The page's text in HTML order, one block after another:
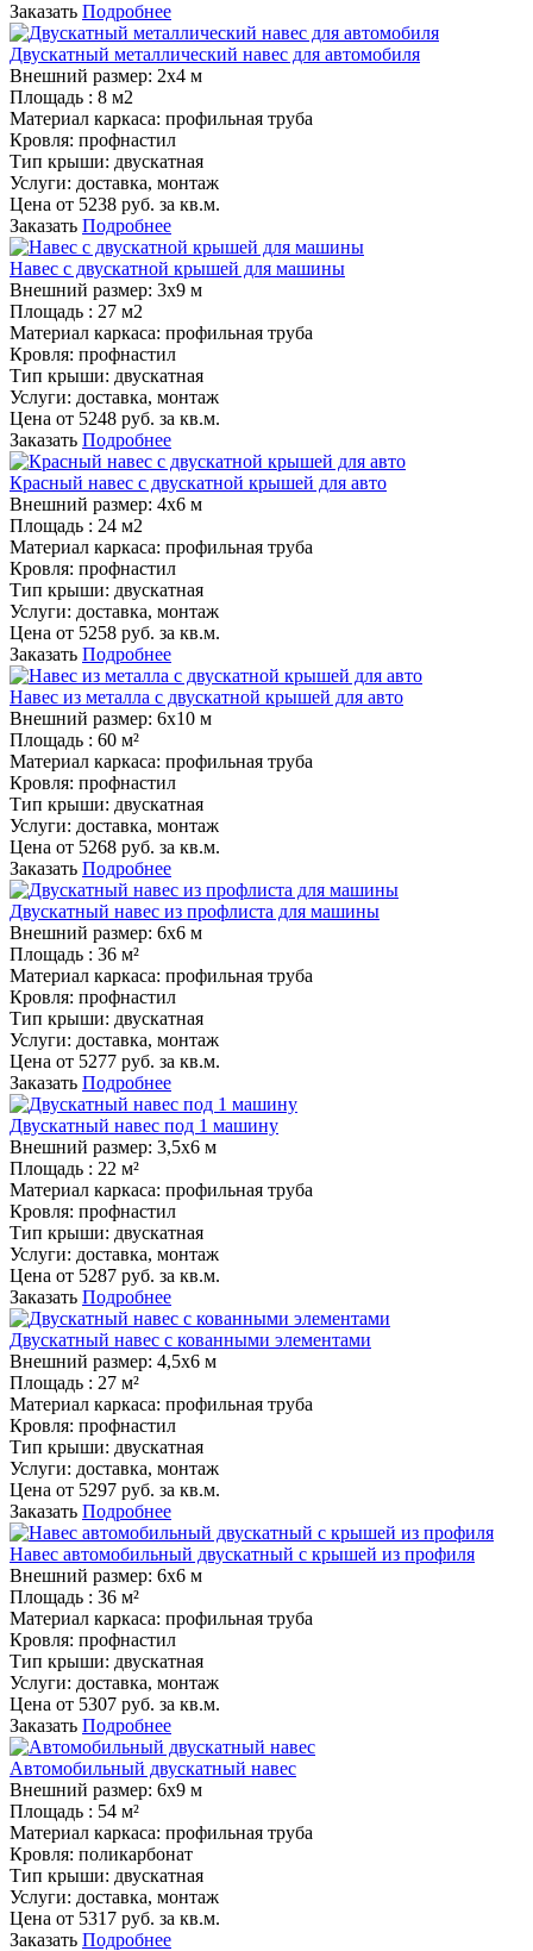
Заказать Подробнее
Двускатный металлический навес для автомобиля
Внешний размер: 2х4 м
Площадь : 8 м2
Материал каркаса: профильная труба
Кровля: профнастил
Тип крыши: двускатная
Услуги: доставка, монтаж
Цена от 5238 руб. за кв.м.
Заказать Подробнее
Навес с двускатной крышей для машины
Внешний размер: 3х9 м
Площадь : 27 м2
Материал каркаса: профильная труба
Кровля: профнастил
Тип крыши: двускатная
Услуги: доставка, монтаж
Цена от 5248 руб. за кв.м.
Заказать Подробнее
Красный навес с двускатной крышей для авто
Внешний размер: 4х6 м
Площадь : 24 м2
Материал каркаса: профильная труба
Кровля: профнастил
Тип крыши: двускатная
Услуги: доставка, монтаж
Цена от 5258 руб. за кв.м.
Заказать Подробнее
Навес из металла с двускатной крышей для авто
Внешний размер: 6х10 м
Площадь : 60 м²
Материал каркаса: профильная труба
Кровля: профнастил
Тип крыши: двускатная
Услуги: доставка, монтаж
Цена от 5268 руб. за кв.м.
Заказать Подробнее
Двускатный навес из профлиста для машины
Внешний размер: 6х6 м
Площадь : 36 м²
Материал каркаса: профильная труба
Кровля: профнастил
Тип крыши: двускатная
Услуги: доставка, монтаж
Цена от 5277 руб. за кв.м.
Заказать Подробнее
Двускатный навес под 1 машину
Внешний размер: 3,5х6 м
Площадь : 22 м²
Материал каркаса: профильная труба
Кровля: профнастил
Тип крыши: двускатная
Услуги: доставка, монтаж
Цена от 5287 руб. за кв.м.
Заказать Подробнее
Двускатный навес с кованными элементами
Внешний размер: 4,5х6 м
Площадь : 27 м²
Материал каркаса: профильная труба
Кровля: профнастил
Тип крыши: двускатная
Услуги: доставка, монтаж
Цена от 5297 руб. за кв.м.
Заказать Подробнее
Навес автомобильный двускатный с крышей из профиля
Внешний размер: 6х6 м
Площадь : 36 м²
Материал каркаса: профильная труба
Кровля: профнастил
Тип крыши: двускатная
Услуги: доставка, монтаж
Цена от 5307 руб. за кв.м.
Заказать Подробнее
Автомобильный двускатный навес
Внешний размер: 6х9 м
Площадь : 54 м²
Материал каркаса: профильная труба
Кровля: поликарбонат
Тип крыши: двускатная
Услуги: доставка, монтаж
Цена от 5317 руб. за кв.м.
Заказать Подробнее